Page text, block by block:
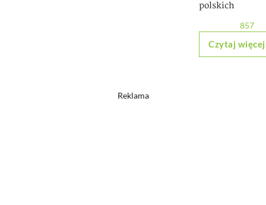
polskich
857
Czytaj więcej
Reklama